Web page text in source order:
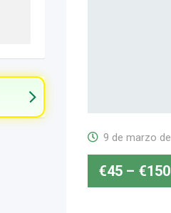
9 de marzo
€45 – €150